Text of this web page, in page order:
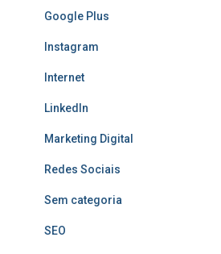
Google Plus
Instagram
Internet
LinkedIn
Marketing Digital
Redes Sociais
Sem categoria
SEO